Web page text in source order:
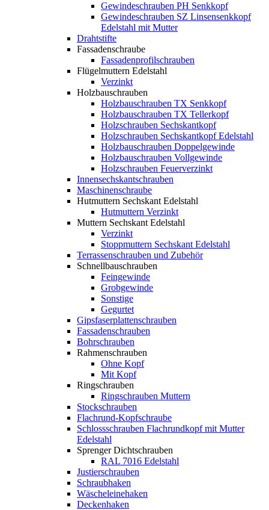
Gewindeschrauben PH Senkkopf
Gewindeschrauben SZ Linsensenkkopf
Edelstahl mit Mutter
Drahtstifte
Fassadenschraube
Fassadenprofilschrauben
Flügelmuttern Edelstahl
Verzinkt
Holzbauschrauben
Holzbauschrauben TX Senkkopf
Holzbauschrauben TX Tellerkopf
Holzschrauben Sechskantkopf
Holzschrauben Sechskantkopf Edelstahl
Holzbauschrauben Doppelgewinde
Holzbauschrauben Vollgewinde
Holzschrauben Feuerverzinkt
Innensechskantschrauben
Maschinenschraube
Hutmuttern Sechskant Edelstahl
Hutmuttern Verzinkt
Muttern Sechskant Edelstahl
Verzinkt
Stoppmuttern Sechskant Edelstahl
Terrassenschrauben und Zubehör
Schnellbauschrauben
Feingewinde
Grobgewinde
Sonstige
Gegurtet
Gipsfaserplattenschrauben
Fassadenschrauben
Bohrschrauben
Rahmenschrauben
Ohne Kopf
Mit Kopf
Ringschrauben
Ringschrauben Muttern
Stockschrauben
Flachrund-Kopfschraube
Schlossschrauben Flachrundkopf mit Mutter
Edelstahl
Sprenger Dichtschrauben
RAL 7016 Edelstahl
Justierschrauben
Schraubhaken
Wäscheleinehaken
Deckenhaken